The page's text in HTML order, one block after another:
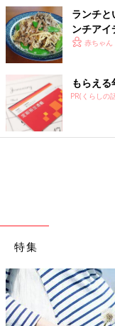
けの簡単パスタとのこ
凍らせておいた
ランチと
ンチアイ
赤ちゃん
もらえ
PR(くらしの
特集